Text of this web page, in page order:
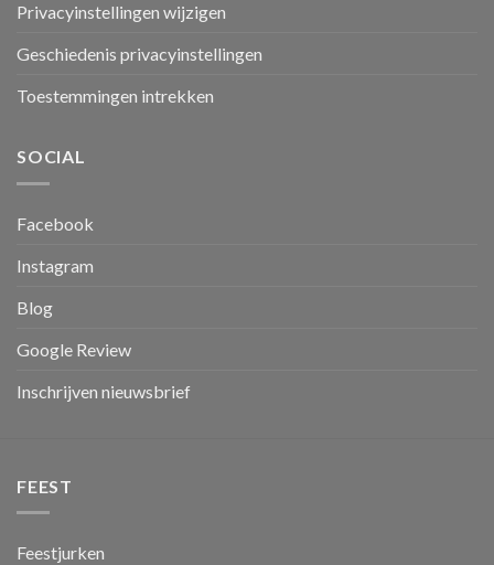
Privacyinstellingen wijzigen
Geschiedenis privacyinstellingen
Toestemmingen intrekken
SOCIAL
Facebook
Instagram
Blog
Google Review
Inschrijven nieuwsbrief
FEEST
Feestjurken